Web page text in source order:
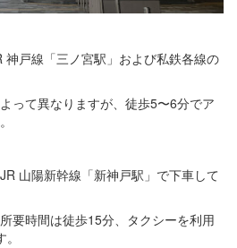
戸線「三ノ宮駅」および私鉄各線の
って異なりますが、徒歩5〜6分でア
山陽新幹線「新神戸駅」で下車して
要時間は徒歩15分、タクシーを利用